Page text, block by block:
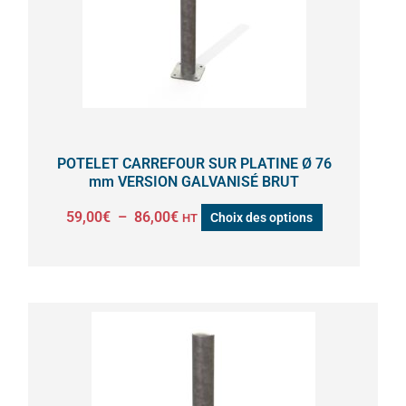
POTELET CARREFOUR SUR PLATINE Ø 76
mm VERSION GALVANISÉ BRUT
59,00€ – 86,00€ HT Choix des options
la
du
produit
de